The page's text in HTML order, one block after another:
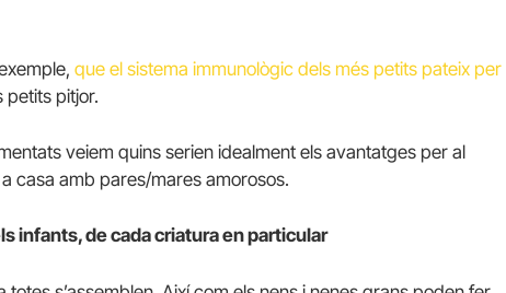
que el sistema immunològic dels més petits pateix per
petits pitjor.
veiem quins serien idealment els avantatges per al
casa amb pares/mares amorosos.
infants, de cada criatura en particular